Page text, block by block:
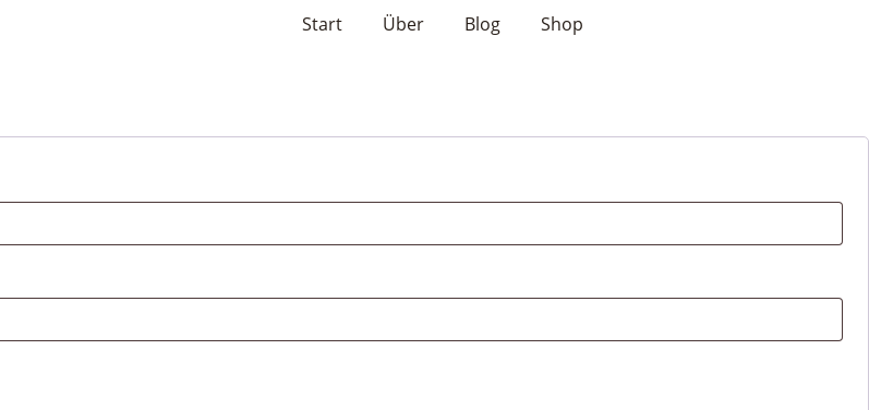
Start Über Blog Shop